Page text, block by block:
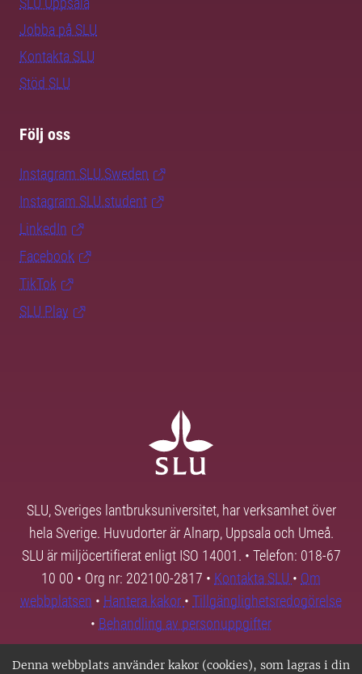
Denna webbplats använder kakor (cookies), som lagras i din
Jobba på SLU
Kontakta SLU
Stöd SLU
Följ oss
Instagram SLU.Sweden
Instagram SLU.student
LinkedIn
Facebook
TikTok
SLU Play
SLU, Sveriges lantbruksuniversitet, har verksamhet över
hela Sverige. Huvudorter är Alnarp, Uppsala och Umeå.
SLU är miljöcertifierat enligt ISO 14001. • Telefon: 018-67
10 00 • Org nr: 202100-2817 • Kontakta SLU • Om
webbplatsen • Hantera kakor • Tillgänglighetsredogörelse
• Behandling av personuppgifter